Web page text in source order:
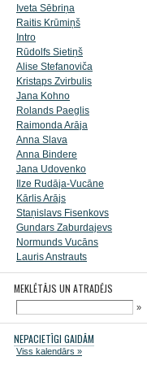
Iveta Sēbriņa
Raitis Krūmiņš
Intro
Rūdolfs Sietiņš
Alise Stefanoviča
Kristaps Zvirbulis
Jana Kohno
Rolands Paeglis
Raimonda Arāja
Anna Slava
Anna Bindere
Jana Udovenko
Ilze Rudāja-Vucāne
Kārlis Arājs
Staņislavs Fisenkovs
Gundars Zaburdajevs
Normunds Vucāns
Lauris Anstrauts
MEKLĒTĀJS UN ATRADĒJS
»
NEPACIETĪGI GAIDĀM
Viss kalendārs »